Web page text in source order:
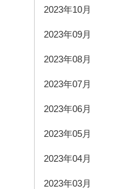
2023年10月
2023年09月
2023年08月
2023年07月
2023年06月
2023年05月
2023年04月
2023年03月